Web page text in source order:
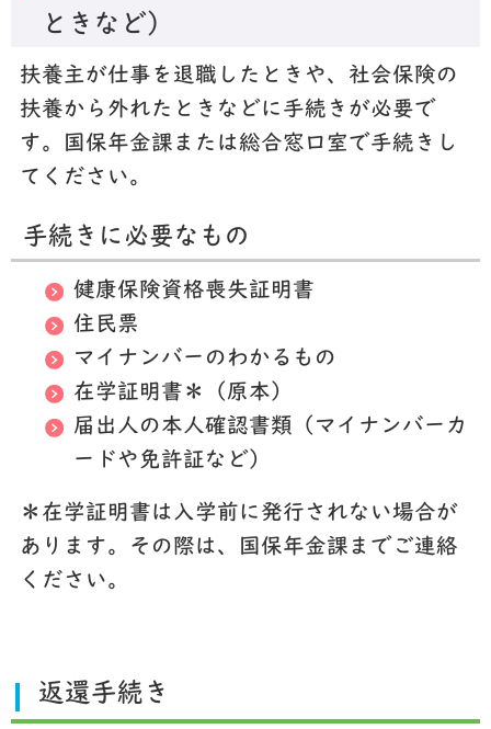
ときなど）
扶養主が仕事を退職したときや、社会保険の
扶養から外れたときなどに手続きが必要で
す。国保年金課または総合窓口室で手続きし
てください。
手続きに必要なもの
健康保険資格喪失証明書
住民票
マイナンバーのわかるもの
在学証明書＊（原本）
届出人の本人確認書類（マイナンバーカ
ードや免許証など）
＊在学証明書は入学前に発行されない場合が
あります。その際は、国保年金課までご連絡
ください。
返還手続き